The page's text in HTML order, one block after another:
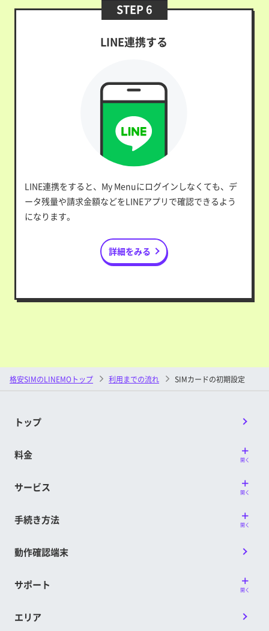
STEP 6
LINE連携する
LINE連携をすると、My Menuにログインしなくても、デ
ータ残量や請求金額などをLINEアプリで確認できるよう
になります。
詳細をみる
格安SIMのLINEMOトップ 利用までの流れ SIMカードの初期設定
トップ
料金 開く
サービス 開く
手続き方法 開く
動作確認端末
サポート 開く
エリア